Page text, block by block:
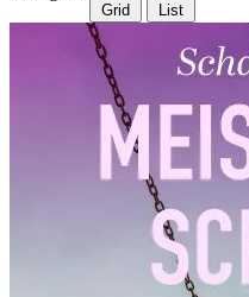
Grid List